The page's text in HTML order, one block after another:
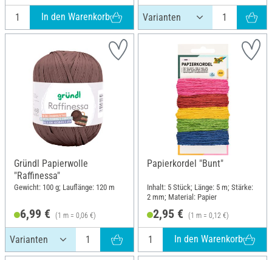
In den Warenkorb
Gründl Papierwolle
"Raffinessa"
Gewicht: 100 g; Lauflänge: 120 m
6,99 € (1 m = 0,06 €)
Papierkordel "Bunt"
Inhalt: 5 Stück; Länge: 5 m; Stärke:
2 mm; Material: Papier
2,95 € (1 m = 0,12 €)
In den Warenkorb